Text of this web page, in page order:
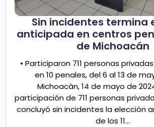
Sin incidentes termina
anticipada en centros
de Michoacán
• Participaron 711 personas
en 10 penales, del 6 al 13 de
Michoacán, 14 de mayo de
participación de 711 personas
concluyó sin incidentes la elección
de los 11…